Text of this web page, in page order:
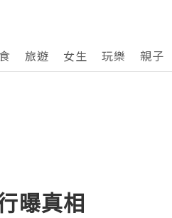
旅遊 女生 玩樂 親子
曝真相